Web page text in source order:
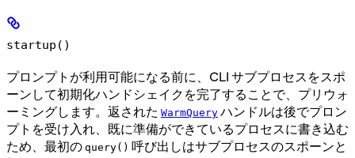
startup()
プロンプトが利用可能になる前に、CLI サブプロセスをスポ
ーンして初期化ハンドシェイクを完了することで、プリウォ
ーミングします。返された WarmQuery ハンドルは後でプロン
プトを受け入れ、既に準備ができているプロセスに書き込む
ため、最初の query() 呼び出しはサブプロセスのスポーンと